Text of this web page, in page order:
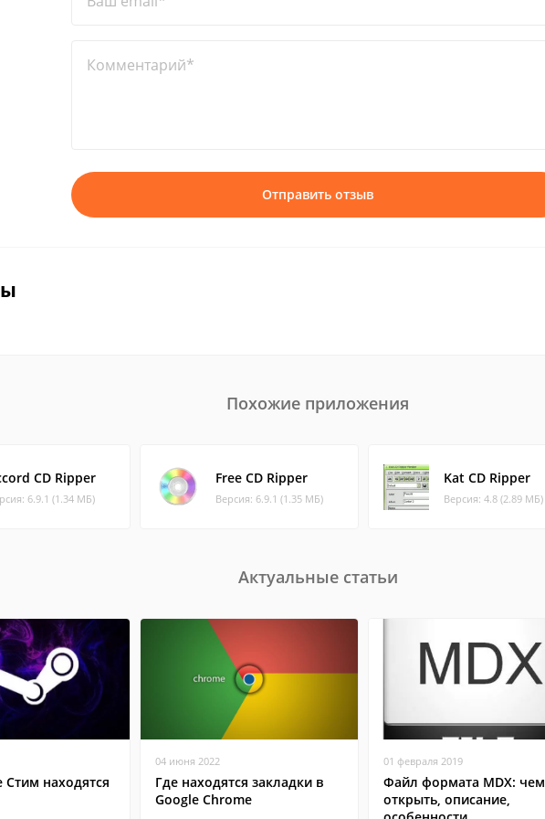
Комментарий*
Отправить отзыв
Похожие приложения
CD Ripper
6.9.1 (1.34 МБ)
Free CD Ripper
Версия: 6.9.1 (1.35 МБ)
Kat CD Ripper
Версия: 4.8 (2.89 МБ)
Актуальные статьи
Стим находятся
04 июня 2022
Где находятся закладки в
Google Chrome
01 февраля 2019
Файл формата MDX: чем
открыть, описание,